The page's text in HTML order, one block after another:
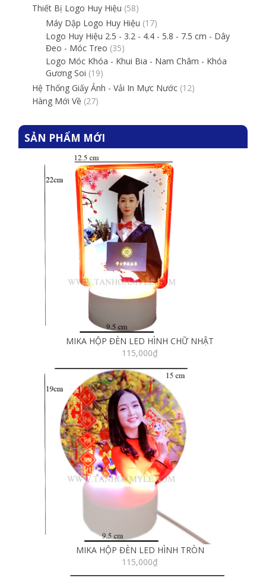
Thiết Bị Logo Huy Hiệu (58)
Máy Dập Logo Huy Hiệu (17)
Logo Huy Hiệu 2.5 - 3.2 - 4.4 - 5.8 - 7.5 cm - Dây
Đeo - Móc Treo (35)
Logo Móc Khóa - Khui Bia - Nam Châm - Khóa
Gương Soi (19)
Hệ Thống Giấy Ảnh - Vải In Mực Nước (12)
Hàng Mới Về (27)
SẢN PHẨM MỚI
MIKA HỘP ĐÈN LED HÌNH CHỮ NHẬT
115,000₫
MIKA HỘP ĐÈN LED HÌNH TRÒN
115,000₫